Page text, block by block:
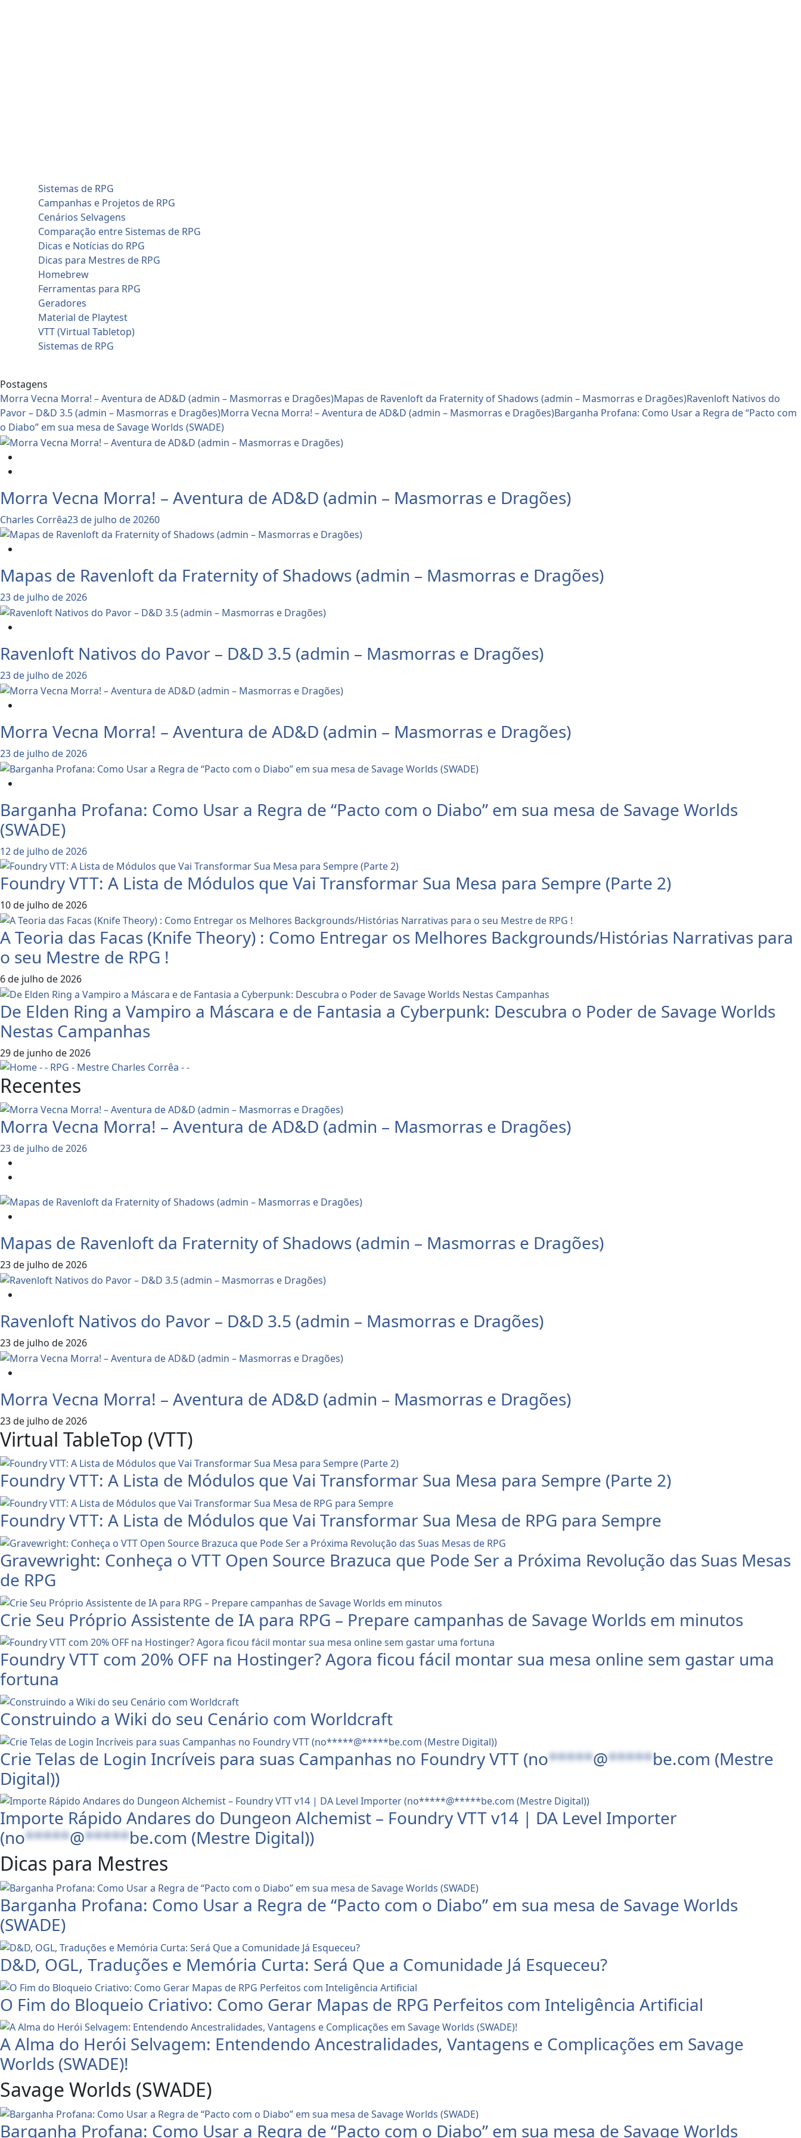
Sistemas de RPG
Campanhas e Projetos de RPG
Cenários Selvagens
Comparação entre Sistemas de RPG
Dicas e Notícias do RPG
Dicas para Mestres de RPG
Homebrew
Ferramentas para RPG
Geradores
Material de Playtest
VTT (Virtual Tabletop)
Sistemas de RPG
Postagens
Morra Vecna Morra! – Aventura de AD&D (admin – Masmorras e Dragões)Mapas de Ravenloft da Fraternity of Shadows (admin – Masmorras e Dragões)Ravenloft Nativos do
Pavor – D&D 3.5 (admin – Masmorras e Dragões)Morra Vecna Morra! – Aventura de AD&D (admin – Masmorras e Dragões)Barganha Profana: Como Usar a Regra de “Pacto com
o Diabo” em sua mesa de Savage Worlds (SWADE)
Morra Vecna Morra! – Aventura de AD&D (admin – Masmorras e Dragões)
Charles Corrêa23 de julho de 20260
Mapas de Ravenloft da Fraternity of Shadows (admin – Masmorras e Dragões)
23 de julho de 2026
Ravenloft Nativos do Pavor – D&D 3.5 (admin – Masmorras e Dragões)
23 de julho de 2026
Morra Vecna Morra! – Aventura de AD&D (admin – Masmorras e Dragões)
23 de julho de 2026
Barganha Profana: Como Usar a Regra de “Pacto com o Diabo” em sua mesa de Savage Worlds
(SWADE)
12 de julho de 2026
Foundry VTT: A Lista de Módulos que Vai Transformar Sua Mesa para Sempre (Parte 2)
10 de julho de 2026
A Teoria das Facas (Knife Theory) : Como Entregar os Melhores Backgrounds/Histórias Narrativas para
o seu Mestre de RPG !
6 de julho de 2026
De Elden Ring a Vampiro a Máscara e de Fantasia a Cyberpunk: Descubra o Poder de Savage Worlds
Nestas Campanhas
29 de junho de 2026
Recentes
Morra Vecna Morra! – Aventura de AD&D (admin – Masmorras e Dragões)
23 de julho de 2026
Mapas de Ravenloft da Fraternity of Shadows (admin – Masmorras e Dragões)
23 de julho de 2026
Ravenloft Nativos do Pavor – D&D 3.5 (admin – Masmorras e Dragões)
23 de julho de 2026
Morra Vecna Morra! – Aventura de AD&D (admin – Masmorras e Dragões)
23 de julho de 2026
Virtual TableTop (VTT)
Foundry VTT: A Lista de Módulos que Vai Transformar Sua Mesa para Sempre (Parte 2)
Foundry VTT: A Lista de Módulos que Vai Transformar Sua Mesa de RPG para Sempre
Gravewright: Conheça o VTT Open Source Brazuca que Pode Ser a Próxima Revolução das Suas Mesas
de RPG
Crie Seu Próprio Assistente de IA para RPG – Prepare campanhas de Savage Worlds em minutos
Foundry VTT com 20% OFF na Hostinger? Agora ficou fácil montar sua mesa online sem gastar uma
fortuna
Construindo a Wiki do seu Cenário com Worldcraft
Crie Telas de Login Incríveis para suas Campanhas no Foundry VTT (no*****@*****be.com (Mestre
Digital))
Importe Rápido Andares do Dungeon Alchemist – Foundry VTT v14 | DA Level Importer
(no*****@*****be.com (Mestre Digital))
Dicas para Mestres
Barganha Profana: Como Usar a Regra de “Pacto com o Diabo” em sua mesa de Savage Worlds
(SWADE)
D&D, OGL, Traduções e Memória Curta: Será Que a Comunidade Já Esqueceu?
O Fim do Bloqueio Criativo: Como Gerar Mapas de RPG Perfeitos com Inteligência Artificial
A Alma do Herói Selvagem: Entendendo Ancestralidades, Vantagens e Complicações em Savage
Worlds (SWADE)!
Savage Worlds (SWADE)
Barganha Profana: Como Usar a Regra de “Pacto com o Diabo” em sua mesa de Savage Worlds